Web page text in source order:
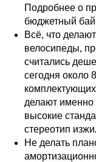
Подробнее о
бюджетный
Всё, что
велосипеды,
считались
сегодня около
делают именно
высокие
стереотип
Не делать